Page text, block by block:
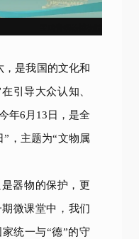
，是我国的文化和
引导大众认知、
年6月13日，是全
”，主题为“文物属
器物的保护，更
微课堂中，我们
统一与“德”的守